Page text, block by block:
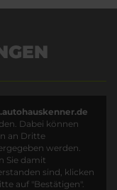
Dabei können
an Dritte
werden.
Sie damit
sind, klicken
auf "Bestätigen".